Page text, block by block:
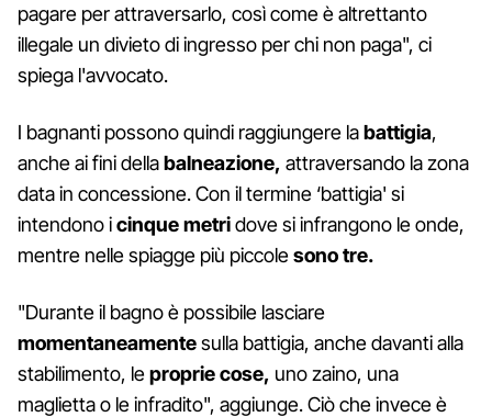
pagare per attraversarlo, così come è altrettanto
illegale un divieto di ingresso per chi non paga", ci
spiega l'avvocato.
I bagnanti possono quindi raggiungere labattigia,
anche ai fini dellabalneazione, attraversando la zona
data in concessione. Con il termine ‘battigia' si
intendono icinque metridove si infrangono le onde,
mentre nelle spiagge più piccolesono tre.
"Durante il bagno è possibile lasciare
momentaneamentesulla battigia, anche davanti alla
stabilimento, leproprie cose, uno zaino, una
maglietta o le infradito", aggiunge. Ciò che invece è